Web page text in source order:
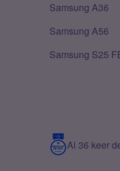
Samsung A36
Samsung A56
Samsung S25
Al 36 keer